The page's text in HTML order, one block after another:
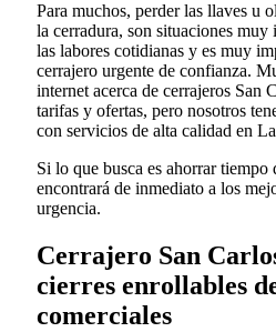
Para muchos, perder las llaves u
la cerradura, son situaciones
las labores cotidianas y es muy
cerrajero urgente de confianza.
internet acerca de cerrajeros San
tarifas y ofertas, pero nosotros
con servicios de alta calidad en
Si lo que busca es ahorrar tiempo
encontrará de inmediato a los
urgencia.
Cerrajero San
cierres enrollables
comerciales